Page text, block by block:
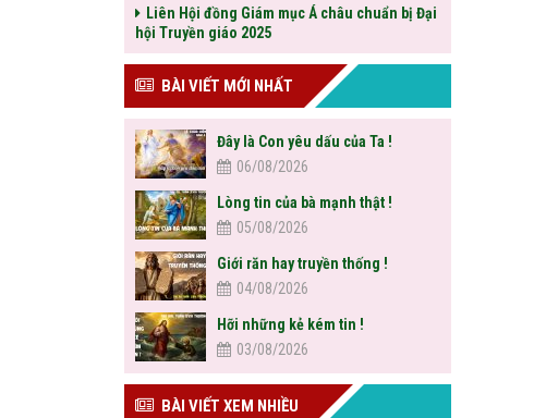
Liên Hội đồng Giám mục Á châu chuẩn bị Đại
hội Truyền giáo 2025
BÀI VIẾT MỚI NHẤT
Đây là Con yêu dấu của Ta !
06/08/2026
Lòng tin của bà mạnh thật !
05/08/2026
Giới răn hay truyền thống !
04/08/2026
Hỡi những kẻ kém tin !
03/08/2026
BÀI VIẾT XEM NHIỀU